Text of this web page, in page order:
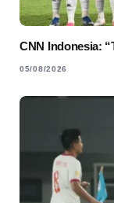
CNN Indonesia:
05/08/2026